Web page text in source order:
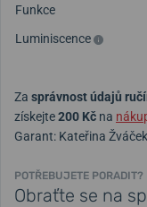
Funkce
Luminiscence
Za správnost údajů
získejte200 Kč na
Garant: Kateřina Žváček
POTŘEBUJETE PORADIT?
Obraťte se na